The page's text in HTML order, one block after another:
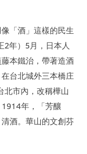
「酒」這樣的民生
年）5月，日本人
本鐵治，帶著造酒
台北城外三本橋庄
北市內，改稱樺山
年，「芳釀
酒。華山的文創芬